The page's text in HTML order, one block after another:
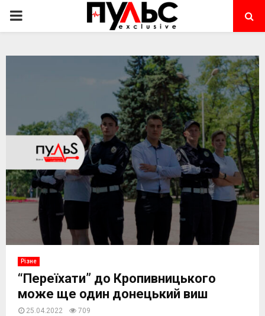
PRIMARY
Різне
“Переїхати” до Кропивницького
може ще один донецький виш
25.04.2022 709